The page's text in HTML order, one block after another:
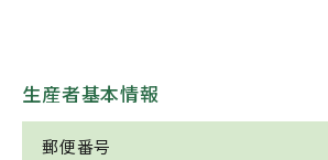
生産者基本情報
郵便番号